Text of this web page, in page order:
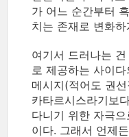
가 어느 순간부터
치는 존재로 변화
여기서 드러나는
로 제공하는 사이
메시지(적어도 권
카타르시스라기보
다니기 위한 자극
이다. 그래서 언제